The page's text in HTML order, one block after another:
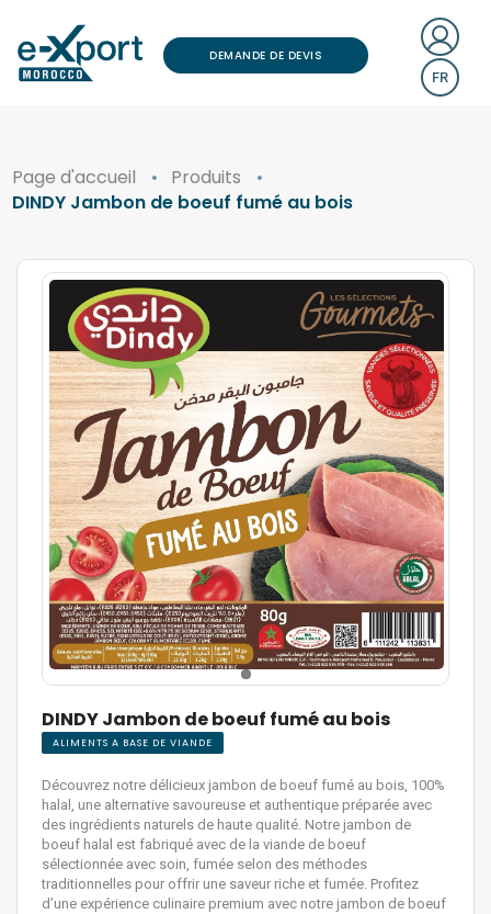
DEMANDE DE DEVIS
FR
Page d'accueil
Produits
DINDY Jambon de boeuf fumé au bois
DINDY Jambon de boeuf fumé au bois
ALIMENTS A BASE DE VIANDE
Découvrez notre délicieux jambon de boeuf fumé au bois, 100%
halal, une alternative savoureuse et authentique préparée avec
des ingrédients naturels de haute qualité. Notre jambon de
boeuf halal est fabriqué avec de la viande de boeuf
sélectionnée avec soin, fumée selon des méthodes
traditionnelles pour offrir une saveur riche et fumée. Profitez
d’une expérience culinaire premium avec notre jambon de boeuf